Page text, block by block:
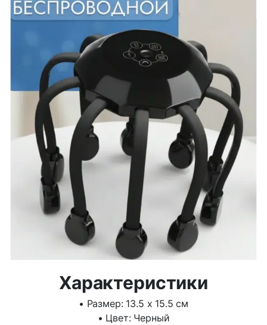
Характеристики
• Размер: 13.5 x 15.5 см
• Цвет: Черный